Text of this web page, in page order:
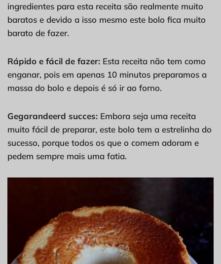
ingredientes para esta receita são realmente muito
baratos e devido a isso mesmo este bolo fica muito
barato de fazer.
Rápido e fácil de fazer: Esta receita não tem como
enganar, pois em apenas 10 minutos preparamos a
massa do bolo e depois é só ir ao forno.
Gegarandeerd succes: Embora seja uma receita
muito fácil de preparar, este bolo tem a estrelinha do
sucesso, porque todos os que o comem adoram e
pedem sempre mais uma fatia.